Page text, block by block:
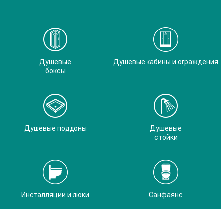
Душевые
боксы
Душевые кабины и ограждения
Душевые поддоны
Душевые
стойки
Инсталляции и люки Санфаянс